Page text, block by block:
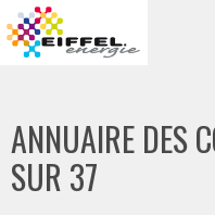
ANNUAIRE DES
SUR 37